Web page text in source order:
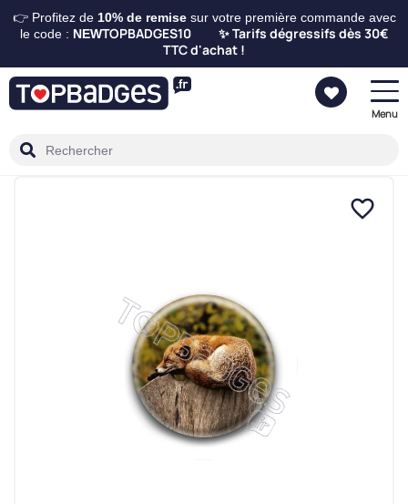
👉 Profitez de 10% de remisesur votre première commande avec
le code : NEWTOPBADGES10 ✨ Tarifs dégressifs dès 30€
TTC d'achat !
Menu
favorite_border